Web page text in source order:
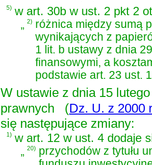
5) w art. 30b w ust. 2 pkt 2
„2) różnica między sumą
wynikających z
1 lit. b ustawy z dnia
finansowymi, a
podstawie art. 23 ust.
W ustawie z dnia 15
prawnych
(Dz. U. z 2000
się następujące zmiany:
1) w art. 12 w ust. 4 dodaje
„20) przychodów z tytułu